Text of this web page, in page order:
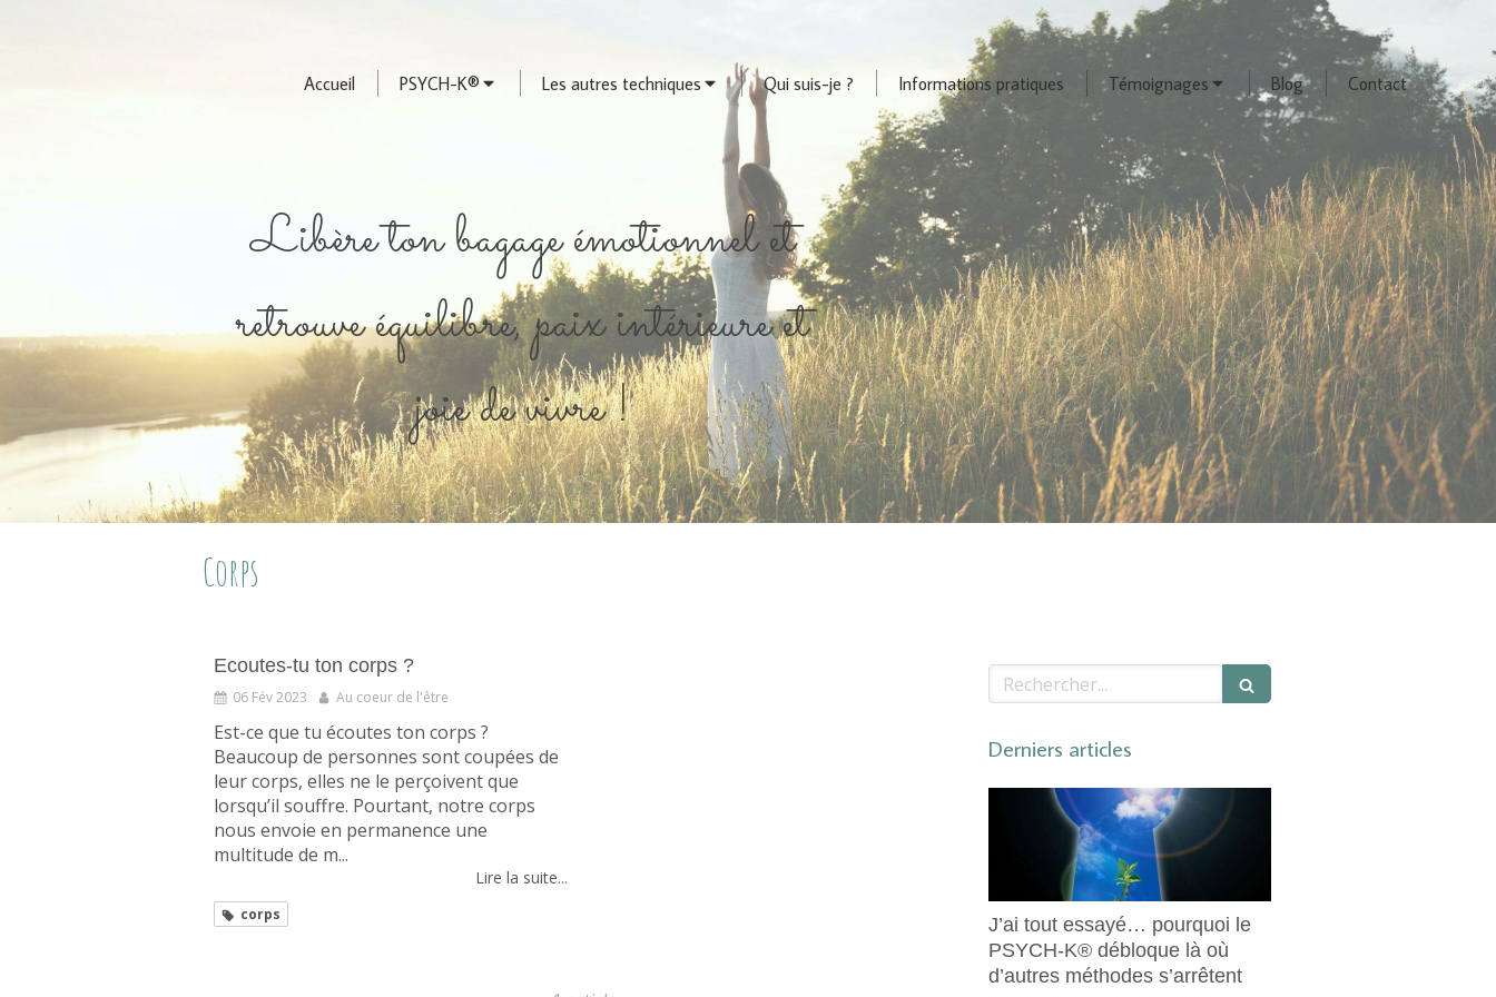
Accueil PSYCH-K® Les autres techniques Qui suis-je ? Informations pratiques Témoignages Blog Contact
Libère ton bagage émotionnel et
retrouve équilibre, paix intérieure et
joie de vivre !
Corps
Ecoutes-tu ton corps ?
06 Fév 2023 Au coeur de l'être
Est-ce que tu écoutes ton corps ?
Beaucoup de personnes sont coupées de
leur corps, elles ne le perçoivent que
lorsqu’il souffre. Pourtant, notre corps
nous envoie en permanence une
multitude de m...
Lire la suite...
corps
Rechercher
Derniers articles
J’ai tout essayé… pourquoi le
PSYCH-K® débloque là où
d’autres méthodes s’arrêtent